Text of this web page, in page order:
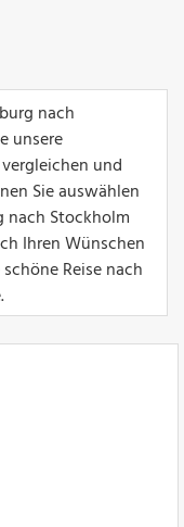
nach
unsere
und
Sie auswählen
nach Stockholm
Ihren Wünschen
Reise nach